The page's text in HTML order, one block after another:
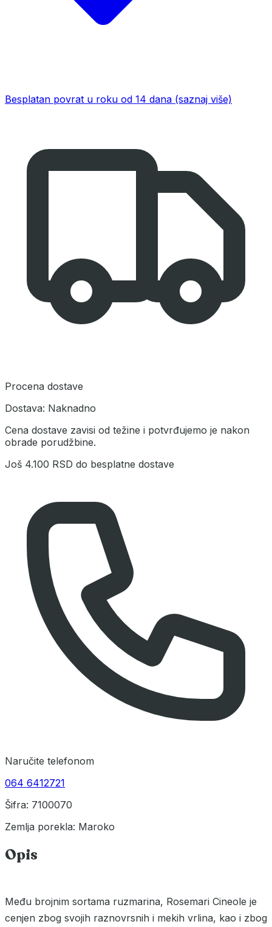
Besplatan povrat u roku od 14 dana (saznaj više)
Procena dostave
Dostava: Naknadno
Cena dostave zavisi od težine i potvrđujemo je nakon
obrade porudžbine.
Još 4.100 RSD do besplatne dostave
Naručite telefonom
064 6412721
Šifra: 7100070
Zemlja porekla: Maroko
Opis
Među brojnim sortama ruzmarina, Rosemari Cineole je
cenjen zbog svojih raznovrsnih i mekih vrlina, kao i zbog